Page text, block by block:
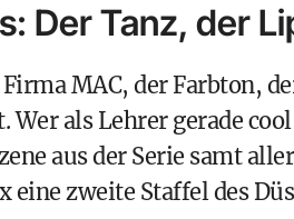
Der Tanz, der
MAC, der Farbton,
Wer als Lehrer gerade
aus der Serie samt
eine zweite Staffel des